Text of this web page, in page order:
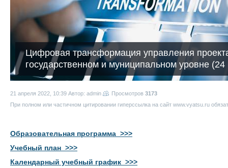
Цифровая трансформация управления
государственном и муниципальном уровне (24
21 апреля 2022, 10:39 Автор: admin Просмотров 3173
При полном или частичном цитировании гиперссылка на сайт www.vyatsu.ru
Образовательная программа >>>
Учебный план >>>
Календарный учебный график >>>